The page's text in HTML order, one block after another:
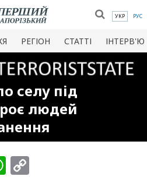
УКР РУС
РЕГІОН СТАТТІ ІНТЕРВ'Ю
селу під
людей
WhatsApp